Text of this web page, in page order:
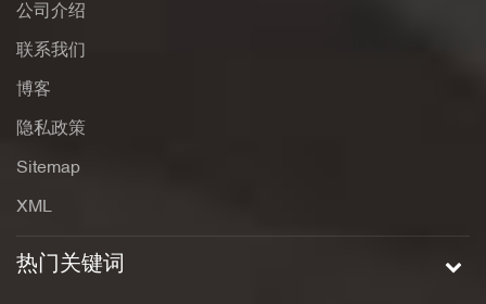
公司介绍
联系我们
博客
隐私政策
Sitemap
XML
热门关键词